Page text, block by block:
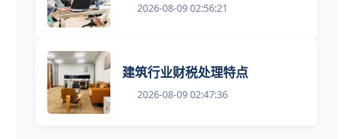
2026-08-09 02:56:21
建筑行业财税处理特点
2026-08-09 02:47:36